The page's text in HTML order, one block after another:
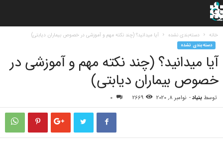
خانه دسته‌بندی نشده آیا میدانید؟ (چند نکته مهم و آموزشی در خصوص بیماران دیابتی)
دسته‌بندی نشده
آیا میدانید؟ (چند نکته مهم و آموزشی در
خصوص بیماران دیابتی)
توسط بنیاد- نوامبر 8, 2020 2669
0